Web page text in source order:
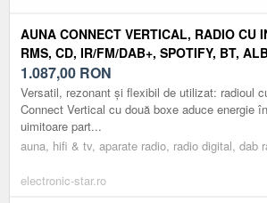
AUNA CONNECT VERTICAL, RADIO CU
RMS, CD, IR/FM/DAB+, SPOTIFY, BT,
1.087,00 RON
Versatil, rezonant și flexibil de utilizat: radioul
Connect Vertical cu două boxe aduce energie
uimitoare part...
auna, hifi & tv, aparate radio, radio digital, dab
electronic-star.ro